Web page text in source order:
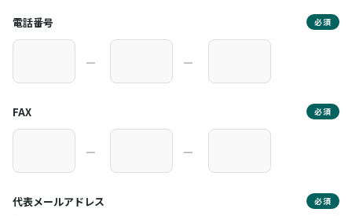
電話番号 必須
― ―
FAX 必須
― ―
代表メールアドレス 必須